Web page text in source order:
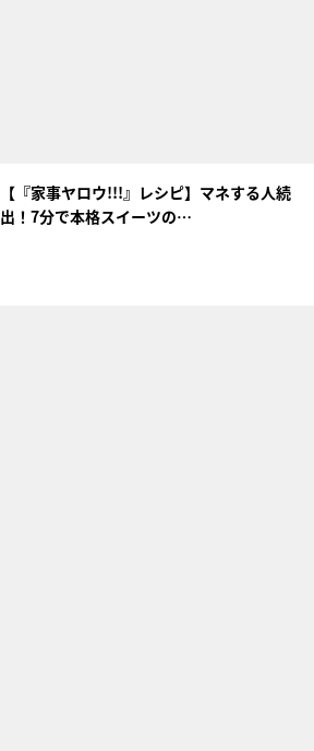
【『家事ヤロウ!!!』レシピ】マネする人続
出！7分で本格スイーツの…